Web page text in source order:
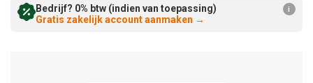
Bedrijf? 0% btw (indien van toepassing)
Gratis zakelijk account aanmaken →
i